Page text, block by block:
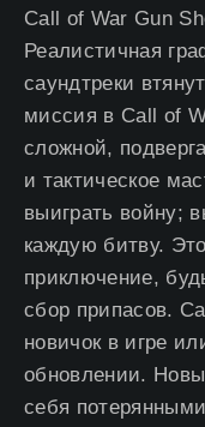
Call of War Gun
Реалистичная
саундтреки
миссия в Call of
сложной,
и тактическое
выиграть войну;
каждую битву.
приключение,
сбор припасов.
новичок в игре
обновлении.
себя